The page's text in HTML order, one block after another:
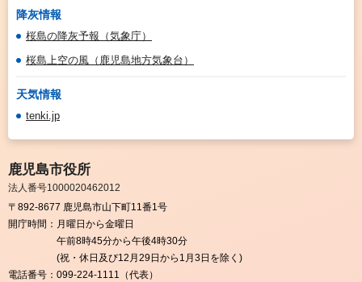
降灰情報
桜島の降灰予報（気象庁）
桜島上空の風（鹿児島地方気象台）
天気情報
tenki.jp
鹿児島市役所
法人番号1000020462012
〒892-8677 鹿児島市山下町11番1号
開庁時間： 月曜日から金曜日
午前8時45分から午後4時30分
(祝・休日及び12月29日から1月3日を除く)
電話番号： 099-224-1111（代表）